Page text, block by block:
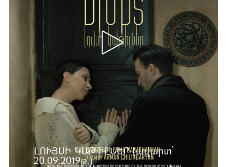
ԼՈՒՅՍԻ ԿԱԹԻԼՆԵՐ (ավարտ՝
20.09.2019թ.)